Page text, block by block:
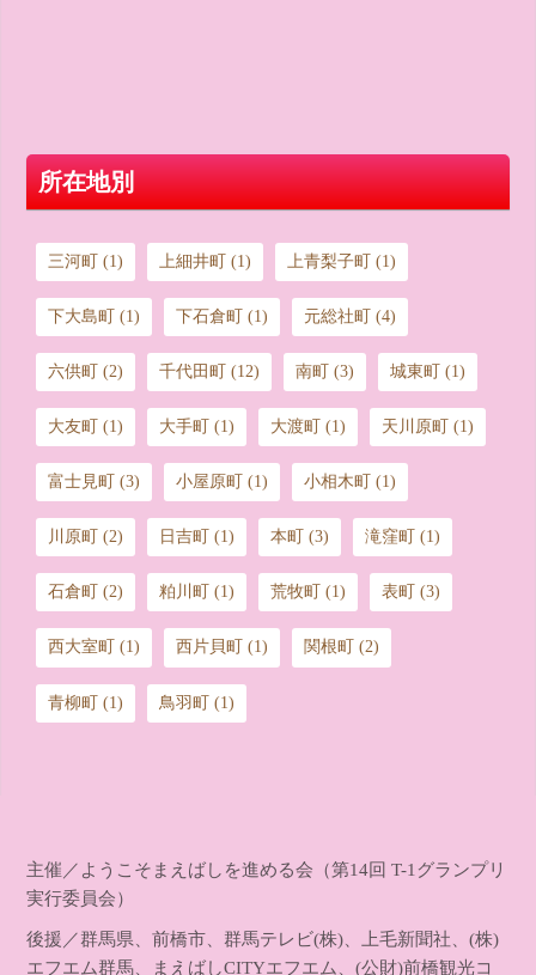
所在地別
三河町 (1) 上細井町 (1) 上青梨子町 (1)
下大島町 (1) 下石倉町 (1) 元総社町 (4)
六供町 (2) 千代田町 (12) 南町 (3) 城東町 (1)
大友町 (1) 大手町 (1) 大渡町 (1) 天川原町 (1)
富士見町 (3) 小屋原町 (1) 小相木町 (1)
川原町 (2) 日吉町 (1) 本町 (3) 滝窪町 (1)
石倉町 (2) 粕川町 (1) 荒牧町 (1) 表町 (3)
西大室町 (1) 西片貝町 (1) 関根町 (2)
青柳町 (1) 鳥羽町 (1)
主催／ようこそまえばしを進める会（第14回 T-1グランプリ
実行委員会）
後援／群馬県、前橋市、群馬テレビ(株)、上毛新聞社、(株)
エフエム群馬、まえばしCITYエフエム、(公財)前橋観光コ